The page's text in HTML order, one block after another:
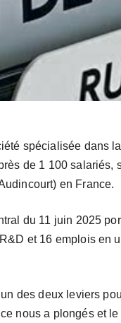
spécialisée dans
de 1 100
en France.
du 11 juin 2025
et 16 emplois en
des deux leviers
nous a plongés et le